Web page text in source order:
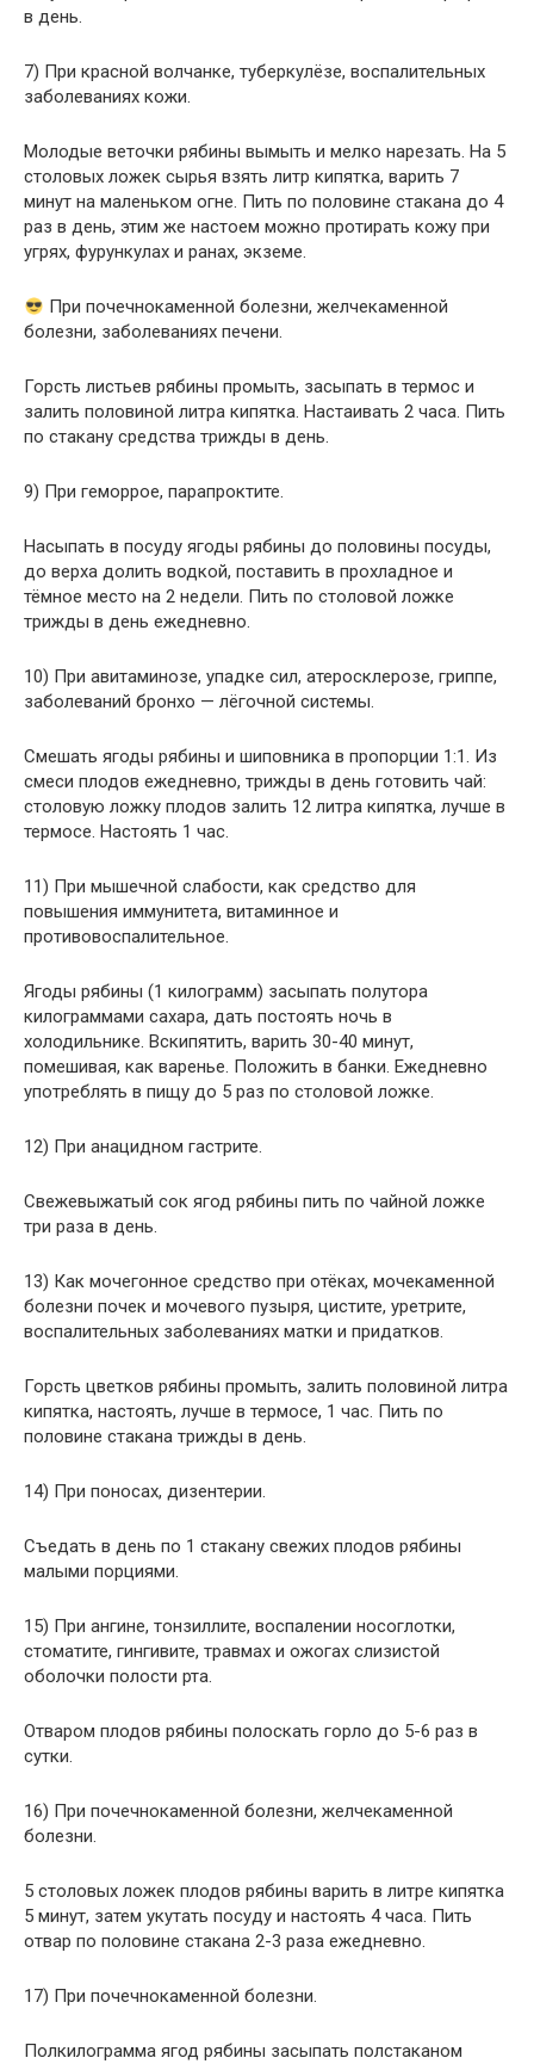
в день.
7) При красной волчанке, туберкулёзе, воспалительных
заболеваниях кожи.
Молодые веточки рябины вымыть и мелко нарезать. На 5
столовых ложек сырья взять литр кипятка, варить 7
минут на маленьком огне. Пить по половине стакана до 4
раз в день, этим же настоем можно протирать кожу при
угрях, фурункулах и ранах, экземе.
При почечнокаменной болезни, желчекаменной
болезни, заболеваниях печени.
Горсть листьев рябины промыть, засыпать в термос и
залить половиной литра кипятка. Настаивать 2 часа. Пить
по стакану средства трижды в день.
9) При геморрое, парапроктите.
Насыпать в посуду ягоды рябины до половины посуды,
до верха долить водкой, поставить в прохладное и
тёмное место на 2 недели. Пить по столовой ложке
трижды в день ежедневно.
10) При авитаминозе, упадке сил, атеросклерозе, гриппе,
заболеваний бронхо — лёгочной системы.
Смешать ягоды рябины и шиповника в пропорции 1:1. Из
смеси плодов ежедневно, трижды в день готовить чай:
столовую ложку плодов залить 12 литра кипятка, лучше в
термосе. Настоять 1 час.
11) При мышечной слабости, как средство для
повышения иммунитета, витаминное и
противовоспалительное.
Ягоды рябины (1 килограмм) засыпать полутора
килограммами сахара, дать постоять ночь в
холодильнике. Вскипятить, варить 30-40 минут,
помешивая, как варенье. Положить в банки. Ежедневно
употреблять в пищу до 5 раз по столовой ложке.
12) При анацидном гастрите.
Свежевыжатый сок ягод рябины пить по чайной ложке
три раза в день.
13) Как мочегонное средство при отёках, мочекаменной
болезни почек и мочевого пузыря, цистите, уретрите,
воспалительных заболеваниях матки и придатков.
Горсть цветков рябины промыть, залить половиной литра
кипятка, настоять, лучше в термосе, 1 час. Пить по
половине стакана трижды в день.
14) При поносах, дизентерии.
Съедать в день по 1 стакану свежих плодов рябины
малыми порциями.
15) При ангине, тонзиллите, воспалении носоглотки,
стоматите, гингивите, травмах и ожогах слизистой
оболочки полости рта.
Отваром плодов рябины полоскать горло до 5-6 раз в
сутки.
16) При почечнокаменной болезни, желчекаменной
болезни.
5 столовых ложек плодов рябины варить в литре кипятка
5 минут, затем укутать посуду и настоять 4 часа. Пить
отвар по половине стакана 2-3 раза ежедневно.
17) При почечнокаменной болезни.
Полкилограмма ягод рябины засыпать полстаканом